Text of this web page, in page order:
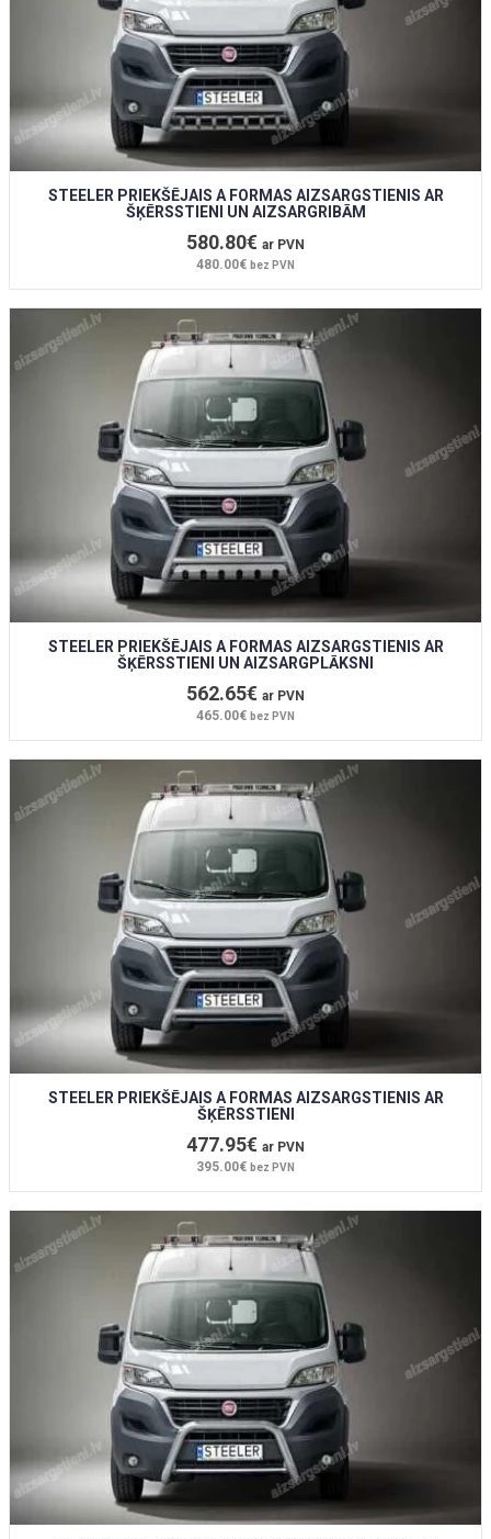
STEELER PRIEKŠĒJAIS A FORMAS AIZSARGSTIENIS AR
ŠĶĒRSSTIENI UN AIZSARGRIBĀM
580.80€ ar PVN
480.00€ bez PVN
STEELER PRIEKŠĒJAIS A FORMAS AIZSARGSTIENIS AR
ŠĶĒRSSTIENI UN AIZSARGPLĀKSNI
562.65€ ar PVN
465.00€ bez PVN
STEELER PRIEKŠĒJAIS A FORMAS AIZSARGSTIENIS AR
ŠĶĒRSSTIENI
477.95€ ar PVN
395.00€ bez PVN